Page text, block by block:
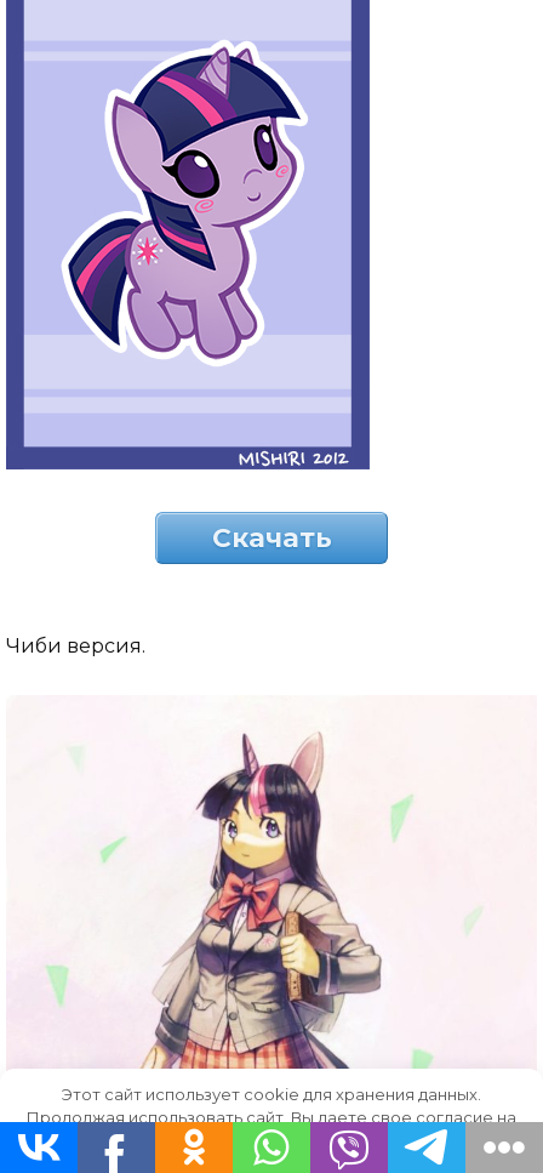
Скачать
Чиби версия.
Этот сайт использует cookie для хранения данных.
Продолжая использовать сайт, Вы даете свое согласие на
работу с этими файлами.
OK